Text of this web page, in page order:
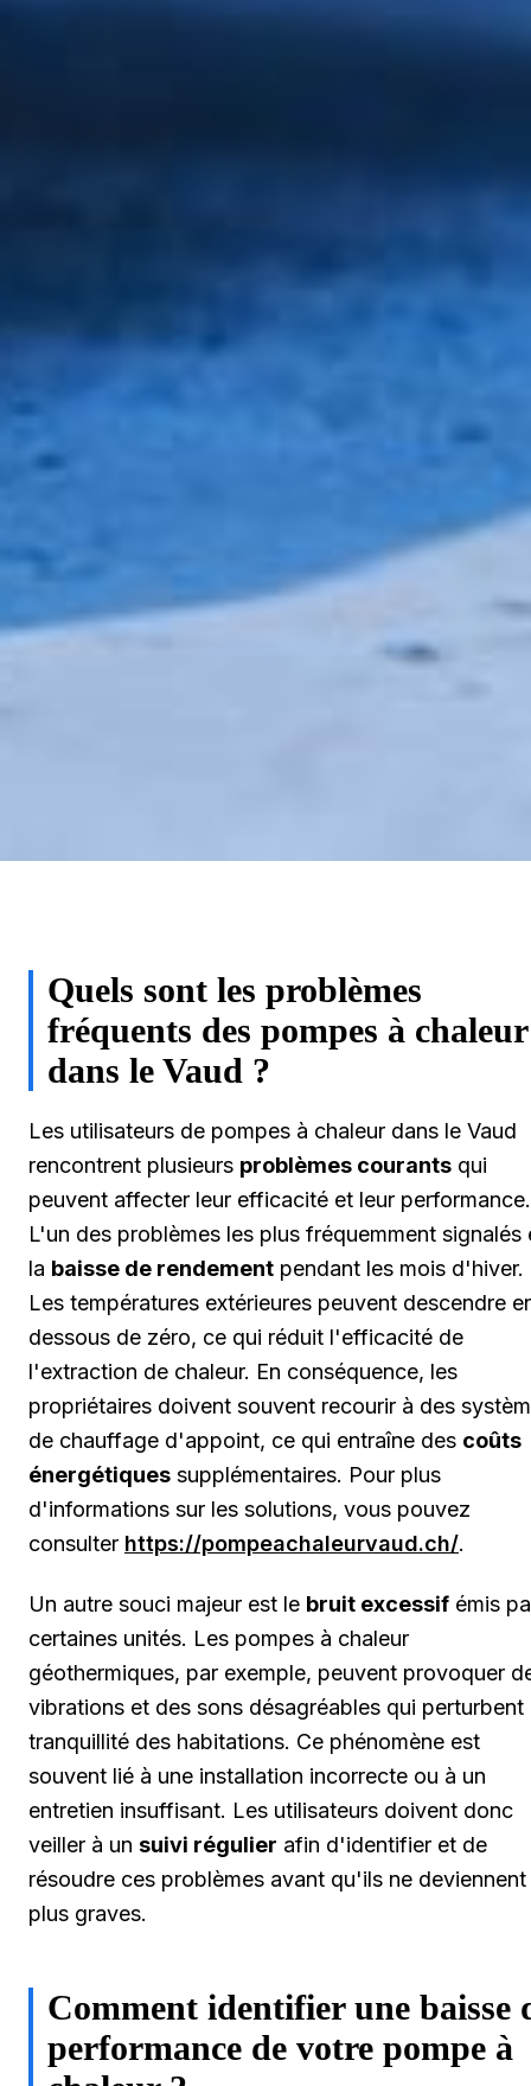
Quels sont les problèmes
fréquents des pompes à chaleur
dans le Vaud ?
Les utilisateurs de pompes à chaleur dans le Vaud
rencontrent plusieurs problèmes courants qui
peuvent affecter leur efficacité et leur performance.
L'un des problèmes les plus fréquemment signalés
la baisse de rendement pendant les mois d'hiver.
Les températures extérieures peuvent descendre
dessous de zéro, ce qui réduit l'efficacité de
l'extraction de chaleur. En conséquence, les
propriétaires doivent souvent recourir à des
de chauffage d'appoint, ce qui entraîne des coûts
énergétiques supplémentaires. Pour plus
d'informations sur les solutions, vous pouvez
consulter https://pompeachaleurvaud.ch/.
Un autre souci majeur est le bruit excessif émis
certaines unités. Les pompes à chaleur
géothermiques, par exemple, peuvent provoquer
vibrations et des sons désagréables qui perturbent
tranquillité des habitations. Ce phénomène est
souvent lié à une installation incorrecte ou à un
entretien insuffisant. Les utilisateurs doivent donc
veiller à un suivi régulier afin d'identifier et de
résoudre ces problèmes avant qu'ils ne deviennent
plus graves.
Comment identifier une baisse
performance de votre pompe à